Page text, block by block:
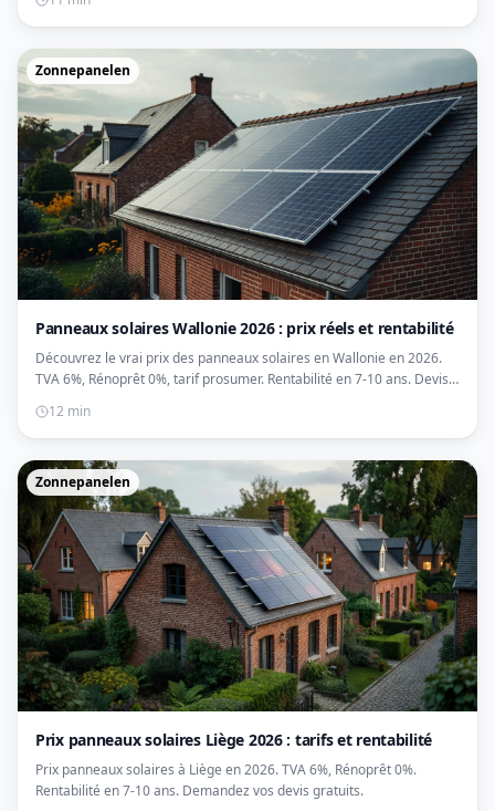
Zonnepanelen
Panneaux solaires Wallonie 2026 : prix réels et rentabilité
Découvrez le vrai prix des panneaux solaires en Wallonie en 2026.
TVA 6%, Rénoprêt 0%, tarif prosumer. Rentabilité en 7-10 ans. Devis
12 min
Zonnepanelen
Prix panneaux solaires Liège 2026 : tarifs et rentabilité
Prix panneaux solaires à Liège en 2026. TVA 6%, Rénoprêt 0%.
Rentabilité en 7-10 ans. Demandez vos devis gratuits.